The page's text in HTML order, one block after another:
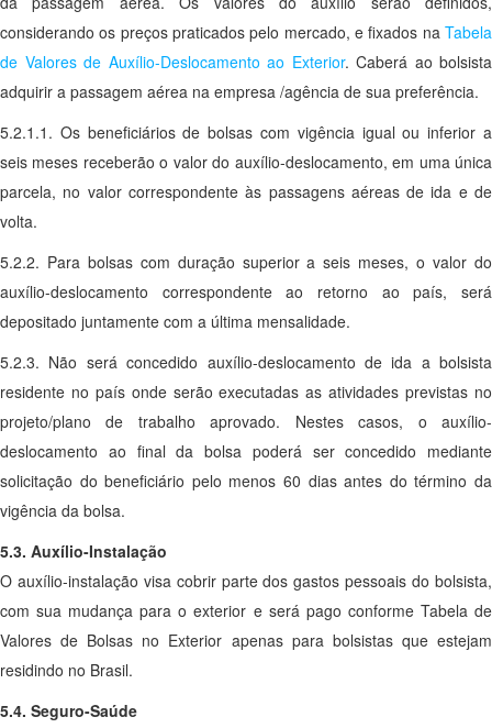
considerando os preços praticados pelo mercado, e fixados na Tabela
de Valores de Auxílio-Deslocamento ao Exterior. Caberá ao bolsista
adquirir a passagem aérea na empresa /agência de sua preferência.
5.2.1.1. Os beneficiários de bolsas com vigência igual ou inferior a
seis meses receberão o valor do auxílio-deslocamento, em uma única
parcela, no valor correspondente às passagens aéreas de ida e de
volta.
5.2.2. Para bolsas com duração superior a seis meses, o valor do
auxílio-deslocamento correspondente ao retorno ao país, será
depositado juntamente com a última mensalidade.
5.2.3. Não será concedido auxílio-deslocamento de ida a bolsista
residente no país onde serão executadas as atividades previstas no
projeto/plano de trabalho aprovado. Nestes casos, o auxílio-
deslocamento ao final da bolsa poderá ser concedido mediante
solicitação do beneficiário pelo menos 60 dias antes do término da
vigência da bolsa.
5.3. Auxílio-Instalação
O auxílio-instalação visa cobrir parte dos gastos pessoais do bolsista,
com sua mudança para o exterior e será pago conforme Tabela de
Valores de Bolsas no Exterior apenas para bolsistas que estejam
residindo no Brasil.
5.4. Seguro-Saúde